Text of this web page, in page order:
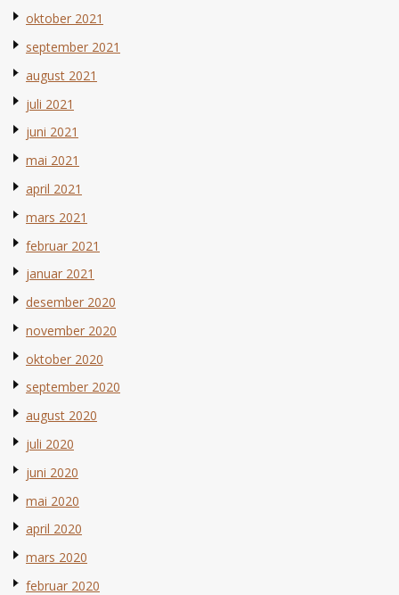
oktober 2021
september 2021
august 2021
juli 2021
juni 2021
mai 2021
april 2021
mars 2021
februar 2021
januar 2021
desember 2020
november 2020
oktober 2020
september 2020
august 2020
juli 2020
juni 2020
mai 2020
april 2020
mars 2020
februar 2020